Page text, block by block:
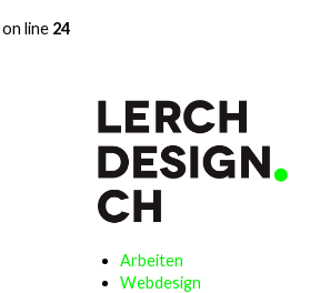
on line 24
Arbeiten
Webdesign